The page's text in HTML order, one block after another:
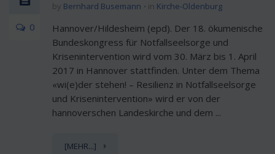
0
by Bernhard Busemann in Kirche-Oldenburg
Hannover/Hildesheim (epd). Der 18. ökumenische
Bundeskongress für Notfallseelsorge und
Krisenintervention wird vom 30. März bis 1. April
2017 in Hannover stattfinden. Unter dem Thema
«wi(e)der stehen! – Resilienz in Notfallseelsorge
und Krisenintervention» wird er von der
hannoverschen Landeskirche und dem ...
[MEHR...]